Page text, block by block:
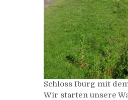
Schloss Iburg mit
Wir starten unsere